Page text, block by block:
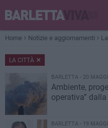
Home Notizie e aggiornamenti
LA CITTÀ
BARLETTA - 20
Ambiente,
operativa”
BARLETTA - 19